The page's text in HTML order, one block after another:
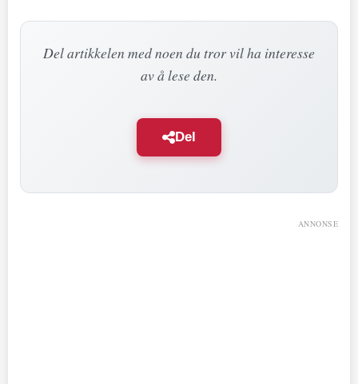
Del artikkelen med noen du tror vil ha interesse
av å lese den.
Del
ANNONSE